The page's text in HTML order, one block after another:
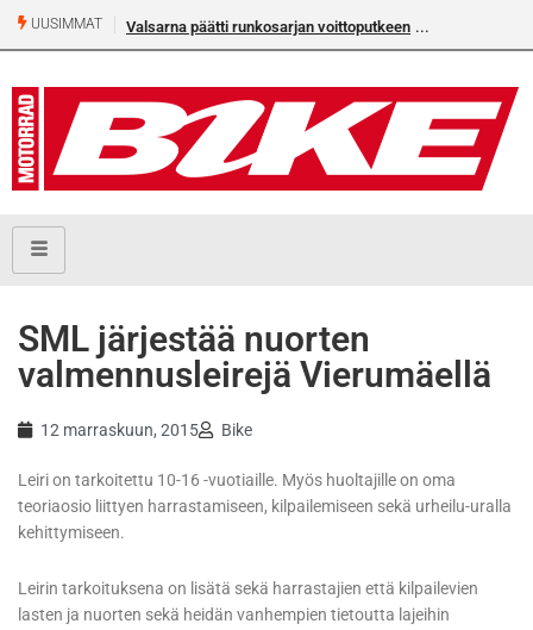
UUSIMMAT Valsarna päätti runkosarjan voittoputkeen
SML järjestää nuorten
valmennusleirejä Vierumäellä
12 marraskuun, 2015 Bike
Leiri on tarkoitettu 10-16 -vuotiaille. Myös huoltajille on oma
teoriaosio liittyen harrastamiseen, kilpailemiseen sekä urheilu-uralla
kehittymiseen.
Leirin tarkoituksena on lisätä sekä harrastajien että kilpailevien
lasten ja nuorten sekä heidän vanhempien tietoutta lajeihin